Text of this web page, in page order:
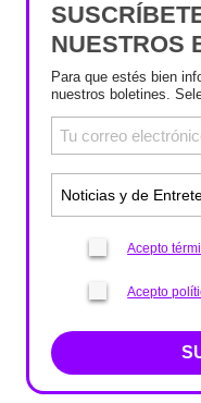
NUESTROS
Para que estés bien
nuestros boletines.
Acepto
Acepto